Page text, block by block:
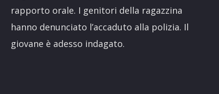
rapporto orale. I genitori della ragazzina
hanno denunciato l’accaduto alla polizia. Il
giovane è adesso indagato.